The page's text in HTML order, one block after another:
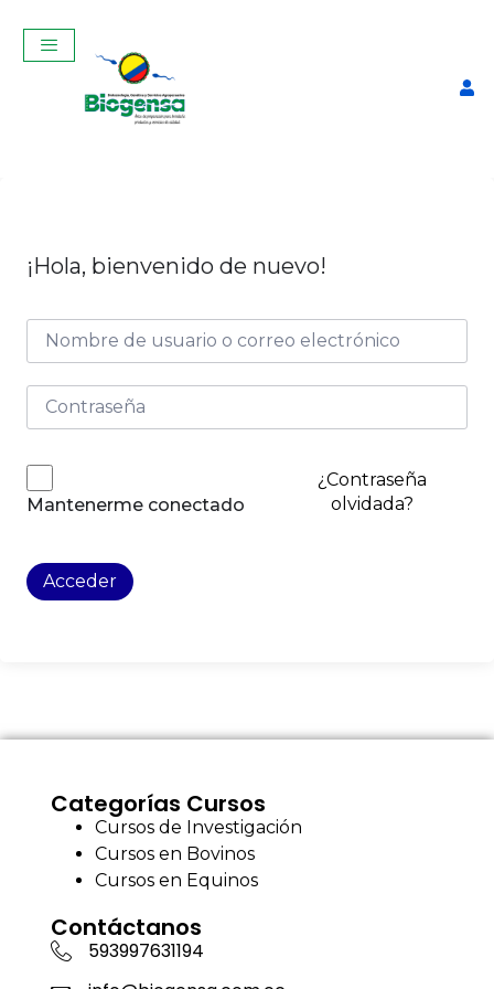
¡Hola, bienvenido de nuevo!
Mantenerme conectado
¿Contraseña
olvidada?
Acceder
Categorías Cursos
Cursos de Investigación
Cursos en Bovinos
Cursos en Equinos
Contáctanos
593997631194
Termo para Descongelar
Pajuelas Manual con
$75,00 + ADD